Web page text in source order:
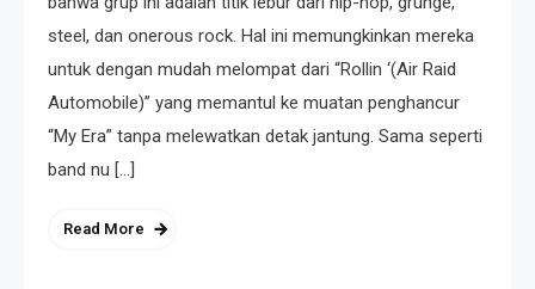
steel, dan onerous rock. Hal ini memungkinkan mereka
untuk dengan mudah melompat dari “Rollin ‘(Air Raid
Automobile)” yang memantul ke muatan penghancur
“My Era” tanpa melewatkan detak jantung. Sama seperti
band nu […]
Read More